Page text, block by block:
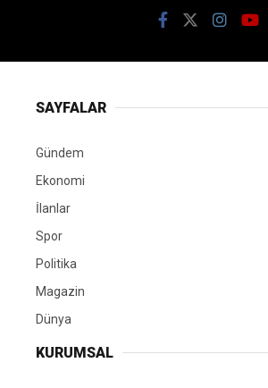
SAYFALAR
Gündem
Ekonomi
İlanlar
Spor
Politika
Magazin
Dünya
KURUMSAL